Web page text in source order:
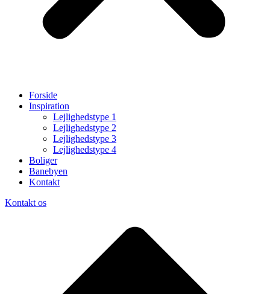
Forside
Inspiration
Lejlighedstype 1
Lejlighedstype 2
Lejlighedstype 3
Lejlighedstype 4
Boliger
Banebyen
Kontakt
Kontakt os